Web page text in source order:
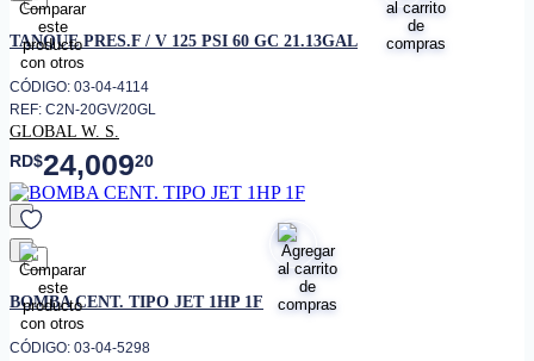
favorito
TANQUE PRES.F / V 125 PSI 60 GC 21.13GAL
CÓDIGO: 03-04-4114
REF: C2N-20GV/20GL
GLOBAL W. S.
RD$24,00920
favorito
BOMBA CENT. TIPO JET 1HP 1F
CÓDIGO: 03-04-5298